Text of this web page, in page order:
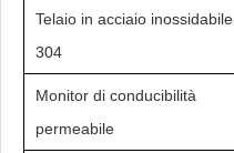
Telaio in acciaio inossidabile
304
Monitor di conducibilità
permeabile